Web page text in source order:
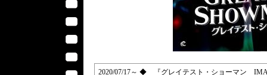
2020/07/17～ ◆ 『グレイテスト・ショーマン